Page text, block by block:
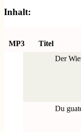
Inhalt:
MP3 Titel
Der
Du